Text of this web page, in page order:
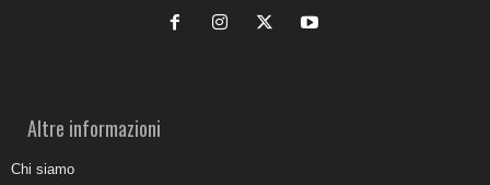
Altre informazioni
Chi siamo